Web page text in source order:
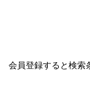
会員登録すると検索